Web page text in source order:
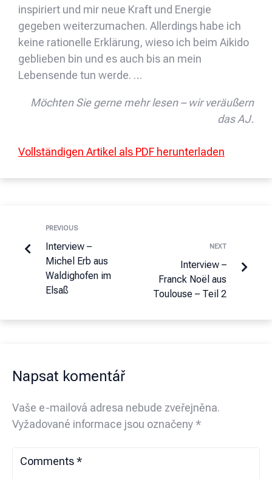
inspiriert und mir neue Kraft und Energie
gegeben weiterzumachen. Allerdings habe ich
keine rationelle Erklärung, wieso ich beim Aikido
geblieben bin und es auch bis an mein
Lebensende tun werde. …
Möchten Sie gerne mehr lesen – wir veräußern
das AJ.
Vollständigen Artikel als PDF herunterladen
PREVIOUS
Interview –
Michel Erb aus
Waldighofen im
Elsaß
NEXT
Interview –
Franck Noël aus
Toulouse – Teil 2
Napsat komentář
Vaše e-mailová adresa nebude zveřejněna.
Vyžadované informace jsou označeny*